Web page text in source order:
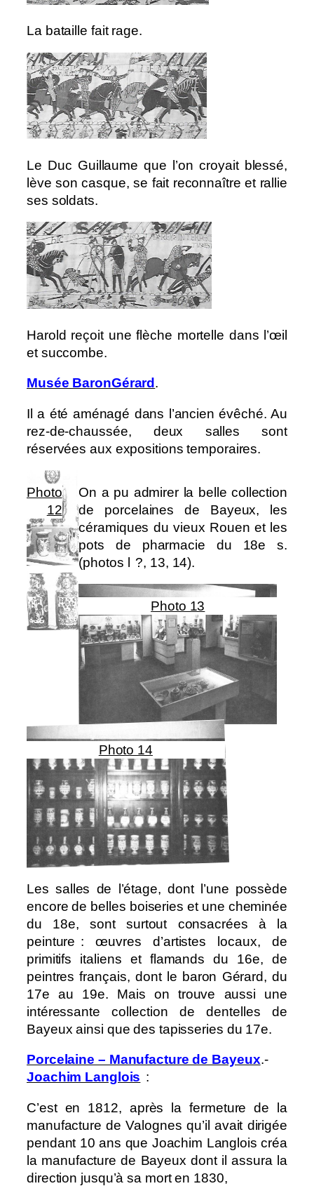
La bataille fait rage.
Le Duc Guillaume que l’on croyait blessé,
lève son casque, se fait reconnaître et rallie
ses soldats.
Harold reçoit une flèche mortelle dans l’œil
et succombe.
Musée BaronGérard .
Il a été aménagé dans l’ancien évêché. Au
rez-de-chaussée, deux salles sont
réservées aux expositions temporaires.
Photo
12
On a pu admirer la belle collection
de porcelaines de Bayeux, les
céramiques du vieux Rouen et les
pots de pharmacie du 18e s.
(photos l ?, 13, 14).
Photo 13
Photo 14
Les salles de l’étage, dont l’une possède
encore de belles boiseries et une cheminée
du 18e, sont surtout consacrées à la
peinture : œuvres d’artistes locaux, de
primitifs italiens et flamands du 16e, de
peintres français, dont le baron Gérard, du
17e au 19e. Mais on trouve aussi une
intéressante collection de dentelles de
Bayeux ainsi que des tapisseries du 17e.
Porcelaine – Manufacture de Bayeux.-
Joachim Langlois :
C’est en 1812, après la fermeture de la
manufacture de Valognes qu’il avait dirigée
pendant 10 ans que Joachim Langlois créa
la manufacture de Bayeux dont il assura la
direction jusqu’à sa mort en 1830,